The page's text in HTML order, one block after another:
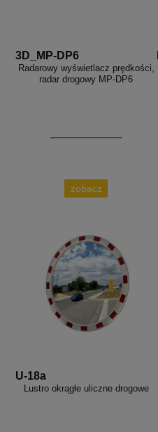
3D_MP-DP6
Radarowy wyświetlacz prędkości,
radar drogowy MP-DP6
zobacz
U-18a
Lustro okrągłe uliczne drogowe